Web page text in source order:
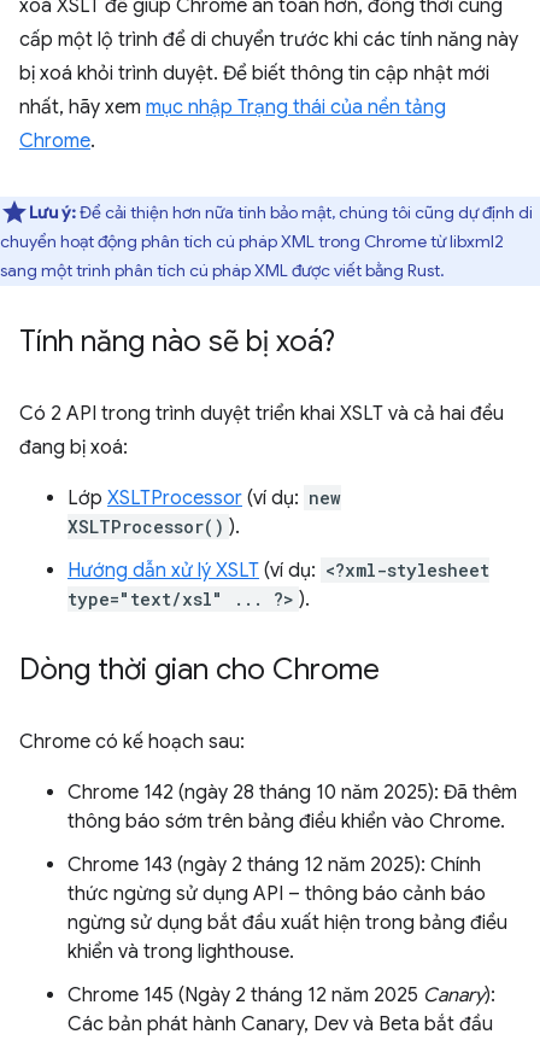
xoá XSLT để giúp Chrome an toàn hơn, đồng thời cung
cấp một lộ trình để di chuyển trước khi các tính năng này
bị xoá khỏi trình duyệt. Để biết thông tin cập nhật mới
nhất, hãy xem mục nhập Trạng thái của nền tảng
Chrome.
Lưu ý:Để cải thiện hơn nữa tính bảo mật, chúng tôi cũng dự định di
chuyển hoạt động phân tích cú pháp XML trong Chrome từ libxml2
sang một trình phân tích cú pháp XML được viết bằng Rust.
Tính năng nào sẽ bị xoá?
Có 2 API trong trình duyệt triển khai XSLT và cả hai đều
đang bị xoá:
Lớp XSLTProcessor (ví dụ: new
XSLTProcessor() ).
Hướng dẫn xử lý XSLT (ví dụ: <?xml-stylesheet
type="text/xsl" ... ?> ).
Dòng thời gian cho Chrome
Chrome có kế hoạch sau:
Chrome 142 (ngày 28 tháng 10 năm 2025): Đã thêm
thông báo sớm trên bảng điều khiển vào Chrome.
Chrome 143 (ngày 2 tháng 12 năm 2025): Chính
thức ngừng sử dụng API – thông báo cảnh báo
ngừng sử dụng bắt đầu xuất hiện trong bảng điều
khiển và trong lighthouse.
Chrome 145 (Ngày 2 tháng 12 năm 2025 Canary):
Các bản phát hành Canary, Dev và Beta bắt đầu